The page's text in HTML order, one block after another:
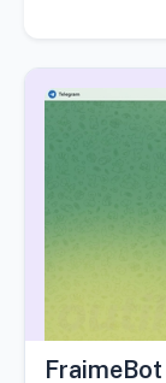
FraimeBot